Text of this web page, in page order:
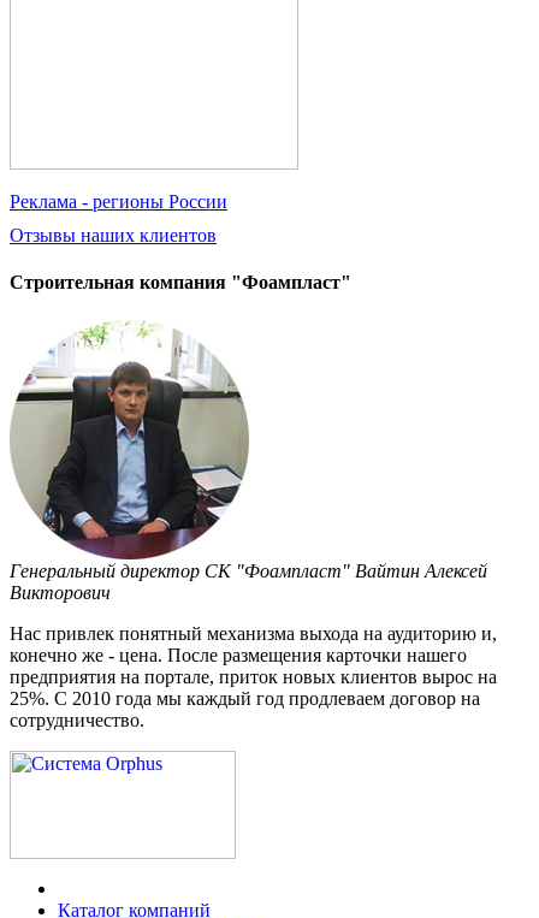
Реклама - регионы России
Отзывы наших клиентов
Строительная компания "Фоампласт"
Генеральный директор СК "Фоампласт" Вайтин Алексей
Викторович
Нас привлек понятный механизма выхода на аудиторию и,
конечно же - цена. После размещения карточки нашего
предприятия на портале, приток новых клиентов вырос на
25%. С 2010 года мы каждый год продлеваем договор на
сотрудничество.
Каталог компаний